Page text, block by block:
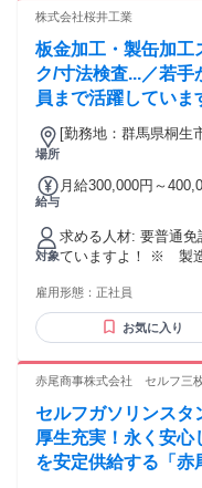
株式会社桜井工業
板金加工・製缶加工
ク/寸法検査...／若
員まで活躍してい
日休みです！家族
利厚生がしっかりし
えします。
場所
[勤務地：群馬県桐生
給与
月給300,000円～400,000円 給与: 【月
す。・固定残業代（
※固定残業時間を超
途1分単位で全額支給します。 【諸手当】
給）・皆勤手当・仕
年1回・賞与：年2回
対象
求める人材: 要普通免許 モノづくりに興味のある方お待ちし
ていますよ！ ※ 製造現場経験者歓迎 各資格取得は当社が支
雇用形態： 正社員
お気に入り
赤尾商事株式会社 セルフ三
セルフガソリンス
厚生充実！永く安心
を安定供給する「赤